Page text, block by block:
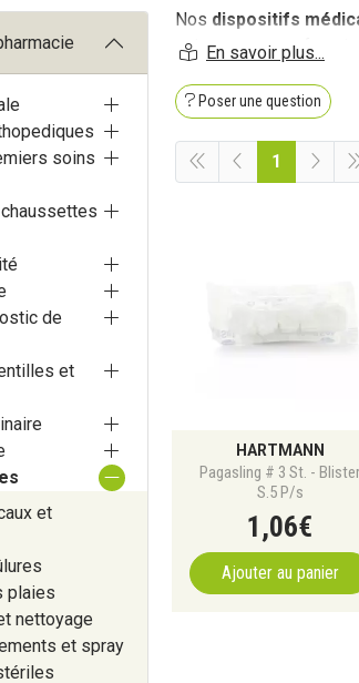
Nos dispositifs
saignements en
Poser une question
1
HARTMANN
Pagasling # 3 St. - Blister
S.5 P/s
1 ,06€
Ajouter au panier
soins
de
et
et
plaies
nettoyage
et spray